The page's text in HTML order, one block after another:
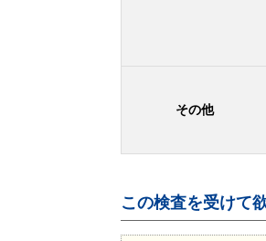
その他
この検査を受けて